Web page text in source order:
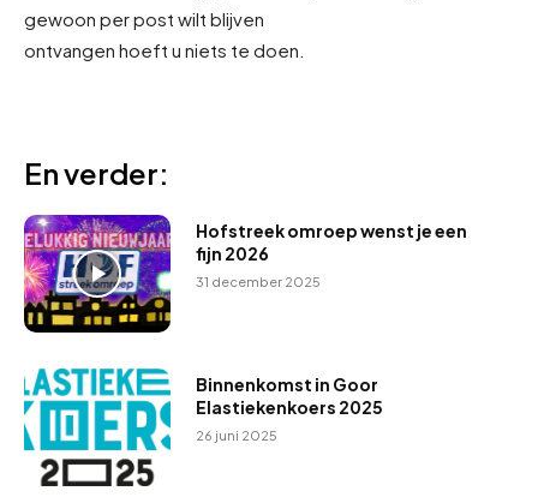
gewoon per post wilt blijven
ontvangen hoeft u niets te doen.
En verder:
Hofstreek omroep wenst je een
fijn 2026
31 december 2025
Binnenkomst in Goor
Elastiekenkoers 2025
26 juni 2025